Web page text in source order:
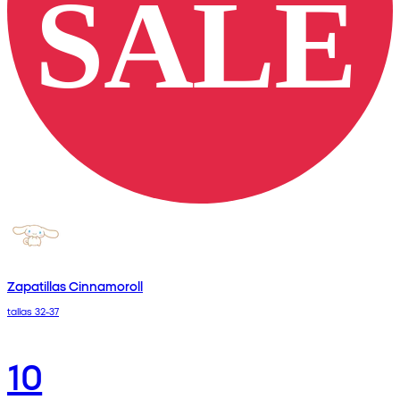
Zapatillas Cinnamoroll
tallas 32-37
10